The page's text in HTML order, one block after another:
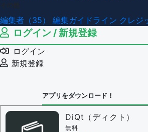
編集者（35） 編集ガイドライン クレジ
ログイン / 新規登録
ログイン
新規登録
アプリをダウンロード！
DiQt（ディクト）
無料